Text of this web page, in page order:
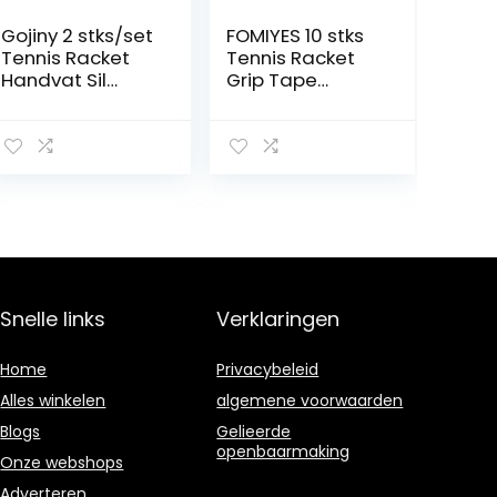
Gojiny 2 stks/set
Tennis Racket
Handvat Sil
Fixing RingBlack1
Tennis Racket
FOMIYES 10 stks
Tennis Racket
Grip Tape
Slip Badminton
Tennis en
Snelle links
Home
Alles winkelen
Blogs
Onze webshops
Verklaringen
Privacybeleid
algemene voorwaarden
Gelieerde
openbaarmaking